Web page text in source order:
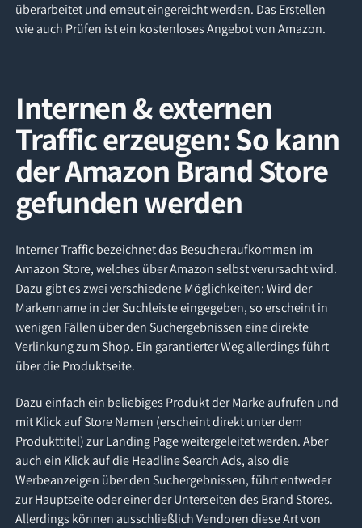
überarbeitet und erneut eingereicht werden. Das Erstellen
wie auch Prüfen ist ein kostenloses Angebot von Amazon.
Internen & externen
Traffic erzeugen: So kann
der Amazon Brand Store
gefunden werden
Interner Traffic bezeichnet das Besucheraufkommen im
Amazon Store, welches über Amazon selbst verursacht wird.
Dazu gibt es zwei verschiedene Möglichkeiten: Wird der
Markenname in der Suchleiste eingegeben, so erscheint in
wenigen Fällen über den Suchergebnissen eine direkte
Verlinkung zum Shop. Ein garantierter Weg allerdings führt
über die Produktseite.
Dazu einfach ein beliebiges Produkt der Marke aufrufen und
mit Klick auf Store Namen (erscheint direkt unter dem
Produkttitel) zur Landing Page weitergeleitet werden. Aber
auch ein Klick auf die Headline Search Ads, also die
Werbeanzeigen über den Suchergebnissen, führt entweder
zur Hauptseite oder einer der Unterseiten des Brand Stores.
Allerdings können ausschließlich Vendoren diese Art von